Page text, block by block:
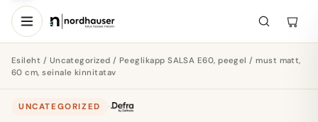
Esileht / Uncategorized / Peeglikapp SALSA E60, peegel / must matt,
60 cm, seinale kinnitatav
UNCATEGORIZED ·